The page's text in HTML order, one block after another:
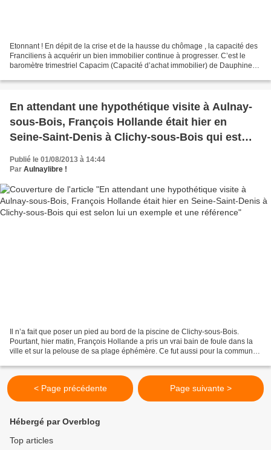
Etonnant ! En dépit de la crise et de la hausse du chômage , la capacité des
Franciliens à acquérir un bien immobilier continue à progresser. C’est le
baromètre trimestriel Capacim (Capacité d’achat immobilier) de Dauphine
En attendant une hypothétique visite à Aulnay-
sous-Bois, François Hollande était hier en
Seine-Saint-Denis à Clichy-sous-Bois qui est
selon lui un exemple et une référence
Publié le 01/08/2013 à 14:44
Par Aulnaylibre !
Il n’a fait que poser un pied au bord de la piscine de Clichy-sous-Bois.
Pourtant, hier matin, François Hollande a pris un vrai bain de foule dans la
ville et sur la pelouse de sa plage éphémère. Ce fut aussi pour la commune
< Page précédente Page suivante >
Hébergé par Overblog
Top articles